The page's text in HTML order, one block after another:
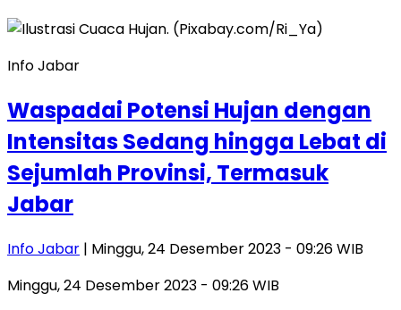
Info Jabar
Waspadai Potensi Hujan dengan
Intensitas Sedang hingga Lebat di
Sejumlah Provinsi, Termasuk
Jabar
Info Jabar | Minggu, 24 Desember 2023 - 09:26 WIB
Minggu, 24 Desember 2023 - 09:26 WIB